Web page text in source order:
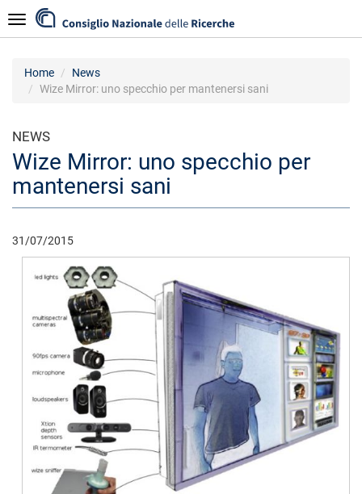
to
main
Navigazione
Home
News
Wize Mirror: uno specchio per mantenersi sani
NEWS
Wize Mirror: uno specchio per
mantenersi sani
31/07/2015